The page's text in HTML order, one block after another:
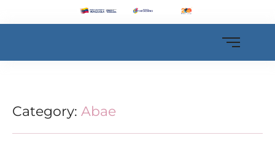
Category: Abae